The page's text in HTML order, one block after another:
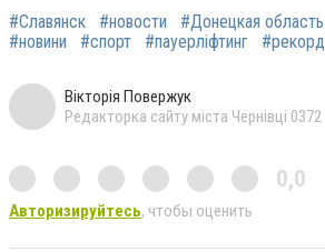
#Славянск #новости #Донецкая область
#новини
#спорт #пауерліфтинг #рекорд
Вікторія Повержук
Редакторка сайту міста Чернівці 0372
0,0
Авторизируйтесь, чтобы оценить